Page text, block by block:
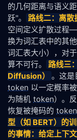
的几何距离与语义
跃"。
路线二：离散
空间定义扩散过程
换为词汇表中的其他
词汇表大小），对
算不可行。
Diffusion）
。这是
token 以一定概率
为随机 token）。
恢复被掩码的 token
型 （如 BERT）
的事情：给定上下